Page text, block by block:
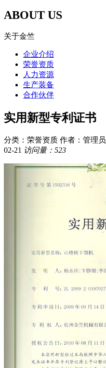
ABOUT US
关于金竺
企业介绍
荣誉资质
人力资源
生产装备
合作伙伴
实用新型专利证书
分类：荣誉资质 作者：管理员
02-21 访问量：523